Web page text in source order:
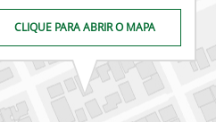
CLIQUE PARA ABRIR O MAPA